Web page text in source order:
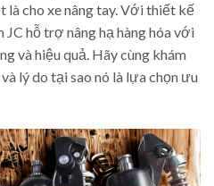
cho xe nâng tay. Với thiết kế
hỗ trợ nâng hạ hàng hóa với
và hiệu quả. Hãy cùng khám
lý do tại sao nó là lựa chọn ưu